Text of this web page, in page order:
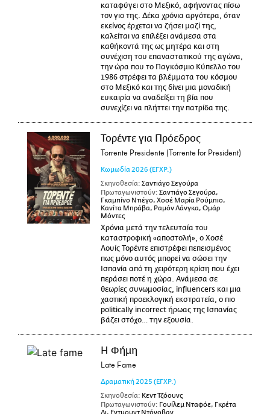
καταφύγει στο Μεξικό, αφήνοντας πίσω
τον γιο της. Δέκα χρόνια αργότερα, όταν
εκείνος έρχεται να ζήσει μαζί της,
καλείται να επιλέξει ανάμεσα στα
καθήκοντά της ως μητέρα και στη
συνέχιση του επαναστατικού της αγώνα,
την ώρα που το Παγκόσμιο Κύπελλο του
1986 στρέφει τα βλέμματα του κόσμου
στο Μεξικό και της δίνει μια μοναδική
ευκαιρία να αναδείξει τη βία που
συνεχίζει να πλήττει την πατρίδα της.
Τορέντε για Πρόεδρος
Torrente Presidente (Torrente for President)
Κωμωδία 2026 (ΕΓΧΡ.)
Σκηνοθεσία: Σαντιάγο Σεγούρα
Πρωταγωνιστούν: Σαντιάγο Σεγούρα,
Γκαμπίνο Ντιέγο, Χοσέ Μαρία Ρούμπιο,
Κανίτα Μπράβα, Ραμόν Λάνγκα, Ομάρ
Μόντες
Χρόνια μετά την τελευταία του
καταστροφική «αποστολή», ο Χοσέ
Λουίς Τορέντε επιστρέφει πεπεισμένος
πως μόνο αυτός μπορεί να σώσει την
Ισπανία από τη χειρότερη κρίση που έχει
περάσει ποτέ η χώρα. Ανάμεσα σε
θεωρίες συνωμοσίας, influencers και μια
χαοτική προεκλογική εκστρατεία, ο πιο
politically incorrect ήρωας της Ισπανίας
βάζει στόχο… την εξουσία.
Η Φήμη
Late Fame
Δραματική 2025 (ΕΓΧΡ.)
Σκηνοθεσία: Κεντ Τζόουνς
Πρωταγωνιστούν: Γουίλεμ Νταφόε, Γκρέτα